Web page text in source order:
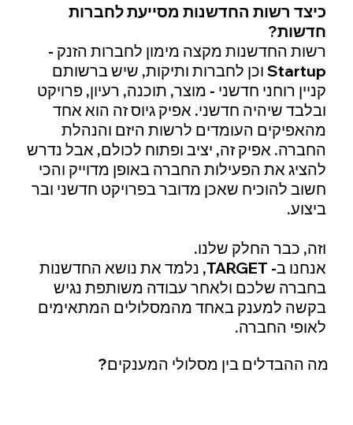
מה ההבדלים בין מסלולי המענקים?
כיצד רשות החדשנות מסייעת לחברות
חדשות?
רשות החדשנות מקצה מימון לחברות הזנק -
Startup וכן לחברות ותיקות, שיש ברשותם
קניין רוחני חדשני - מוצר, תוכנה, רעיון, פרויקט
ובלבד שיהיה חדשני. אפיק גיוס זה הוא אחד
מהאפיקים העומדים לרשות היזם והנהלת
החברה. אפיק זה, יציב ופתוח לכולם, אבל נדרש
להציג את הפעילות החברה באופן מדוייק והכי
חשוב להוכיח שאכן מדובר בפרויקט חדשני ובר
ביצוע.
וזה, כבר החלק שלנו.
אנחנו ב- TARGET, נלמד את נושא החדשנות
בחברה שלכם ולאחר עבודה משותפת נגיש
בקשה למענק באחד מהמסלולים המתאימים
לאופי החברה.